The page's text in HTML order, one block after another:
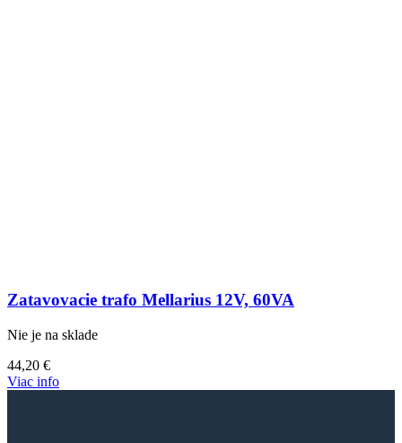
Zatavovacie trafo Mellarius 12V, 60VA
Nie je na sklade
44,20 €
Viac info